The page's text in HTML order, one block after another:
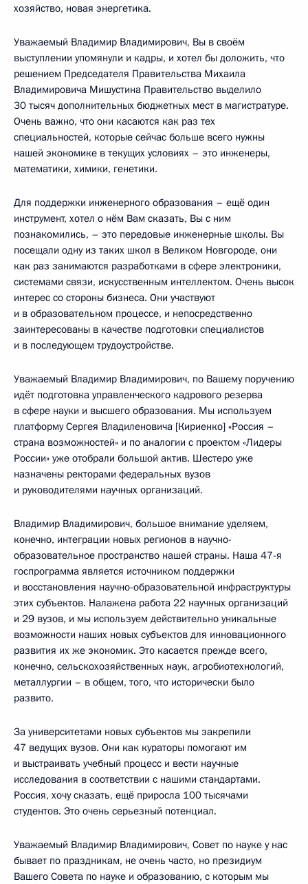
хозяйство, новая энергетика.
Уважаемый Владимир Владимирович, Вы в своём
выступлении упомянули и кадры, и хотел бы доложить, что
решением Председателя Правительства Михаила
Владимировича Мишустина Правительство выделило
30 тысяч дополнительных бюджетных мест в магистратуре.
Очень важно, что они касаются как раз тех
специальностей, которые сейчас больше всего нужны
нашей экономике в текущих условиях – это инженеры,
математики, химики, генетики.
Для поддержки инженерного образования – ещё один
инструмент, хотел о нём Вам сказать, Вы с ним
познакомились, – это передовые инженерные школы. Вы
посещали одну из таких школ в Великом Новгороде, они
как раз занимаются разработками в сфере электроники,
системами связи, искусственным интеллектом. Очень высок
интерес со стороны бизнеса. Они участвуют
и в образовательном процессе, и непосредственно
заинтересованы в качестве подготовки специалистов
и в последующем трудоустройстве.
Уважаемый Владимир Владимирович, по Вашему поручению
идёт подготовка управленческого кадрового резерва
в сфере науки и высшего образования. Мы используем
платформу Сергея Владиленовича [Кириенко] «Россия –
страна возможностей» и по аналогии с проектом «Лидеры
России» уже отобрали большой актив. Шестеро уже
назначены ректорами федеральных вузов
и руководителями научных организаций.
Владимир Владимирович, большое внимание уделяем,
конечно, интеграции новых регионов в научно-
образовательное пространство нашей страны. Наша 47-я
госпрограмма является источником поддержки
и восстановления научно-образовательной инфраструктуры
этих субъектов. Налажена работа 22 научных организаций
и 29 вузов, и мы используем действительно уникальные
возможности наших новых субъектов для инновационного
развития их же экономик. Это касается прежде всего,
конечно, сельскохозяйственных наук, агробиотехнологий,
металлургии – в общем, того, что исторически было
развито.
За университетами новых субъектов мы закрепили
47 ведущих вузов. Они как кураторы помогают им
и выстраивать учебный процесс и вести научные
исследования в соответствии с нашими стандартами.
Россия, хочу сказать, ещё приросла 100 тысячами
студентов. Это очень серьезный потенциал.
Уважаемый Владимир Владимирович, Совет по науке у нас
бывает по праздникам, не очень часто, но президиум
Вашего Совета по науке и образованию, с которым мы